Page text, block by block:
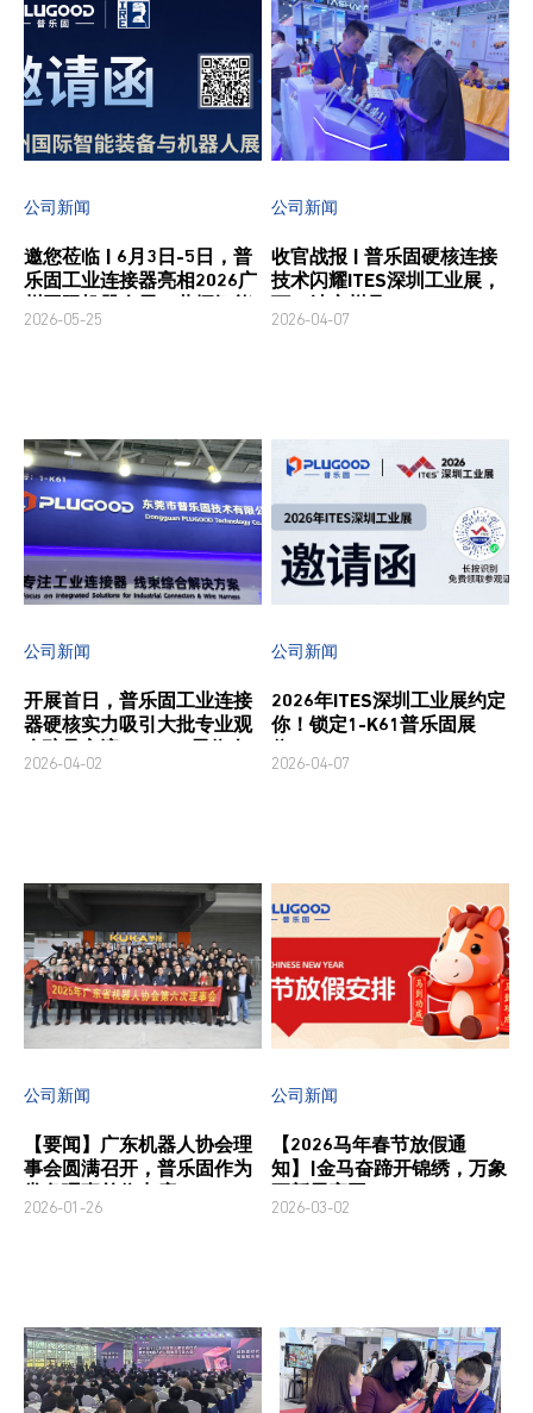
公司新闻
邀您莅临 | 6月3日-5日，普
乐固工业连接器亮相2026广
连接新未来！
2026-05-25
公司新闻
收官战报 | 普乐固硬核连接
技术闪耀ITES深圳工业展，
2026-04-07
公司新闻
开展首日，普乐固工业连接
器硬核实力吸引大批专业观
气持续高涨
2026-04-02
公司新闻
2026年ITES深圳工业展约定
你！锁定1-K61普乐固展
2026-04-07
公司新闻
【要闻】广东机器人协会理
事会圆满召开，普乐固作为
2026-01-26
公司新闻
【2026马年春节放假通
知】|金马奋蹄开锦绣，万象
2026-03-02